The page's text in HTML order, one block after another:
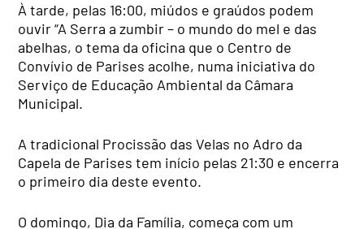
À tarde, pelas 16:00, miúdos e graúdos podem
ouvir “A Serra a zumbir – o mundo do mel e das
abelhas, o tema da oficina que o Centro de
Convívio de Parises acolhe, numa iniciativa do
Serviço de Educação Ambiental da Câmara
Municipal.
A tradicional Procissão das Velas no Adro da
Capela de Parises tem início pelas 21:30 e encerra
o primeiro dia deste evento.
O domingo, Dia da Família, começa com um